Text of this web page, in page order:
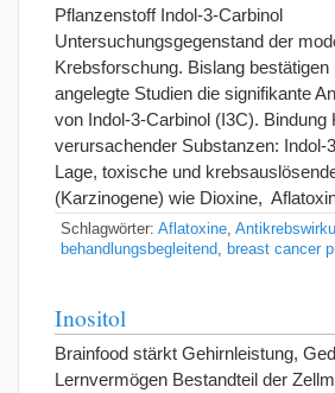
Pflanzenstoff Indol-3-Carbinol
Untersuchungsgegenstand der
Krebsforschung. Bislang
angelegte Studien die signifikante
von Indol-3-Carbinol (I3C). Bindung
verursachender Substanzen: Indol-
Lage, toxische und
(Karzinogene) wie Dioxine,
Schlagwörter: Aflatoxine
behandlungsbegleitend
breast cancer
Inositol
Brainfood stärkt Gehirnleistung,
Lernvermögen Bestandteil der